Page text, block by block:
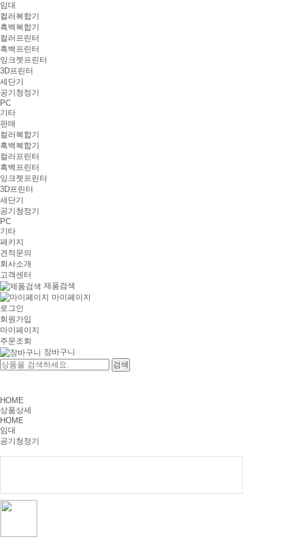
임대
컬러복합기
흑백복합기
컬러프린터
흑백프린터
잉크젯프린터
3D프린터
세단기
공기청정기
PC
기타
판매
컬러복합기
흑백복합기
컬러프린터
흑백프린터
잉크젯프린터
3D프린터
세단기
공기청정기
PC
기타
패키지
견적문의
회사소개
고객센터
제품검색
마이페이지
로그인
회원가입
마이페이지
주문조회
장바구니
HOME
상품상세
HOME
임대
공기청정기